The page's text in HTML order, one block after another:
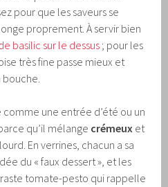
pour que les saveurs se
proprement. À servir bien
basilic sur le dessus ; pour les
très fine passe mieux et
bouche.
comme une entrée d’été ou un
qu’il mélange crémeux et
En verrines, chacun a sa
du « faux dessert », et les
tomate-pesto qui rappelle